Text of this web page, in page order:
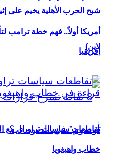
شبح الحرب الأهلية يخيم على
لاين)
أمريكا أولاً.. فهم خطة ترامب
إفريقيا
تقاطعات سياسات تراوري مع
خطاب واهيغويا